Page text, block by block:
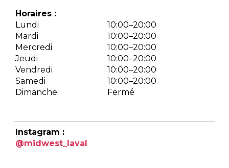
Horaires :
Lundi
10:00–20:00
Mardi
10:00–20:00
Mercredi
10:00–20:00
Jeudi
10:00–20:00
Vendredi
10:00–20:00
Samedi
10:00–20:00
Dimanche
Fermé
Instagram :
@midwest_laval